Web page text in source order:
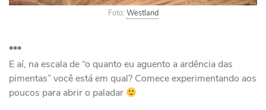
Foto: Westland
***
E aí, na escala de “o quanto eu aguento a ardência das
pimentas” você está em qual? Comece experimentando aos
poucos para abrir o paladar